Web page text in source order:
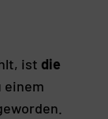
ist die
einem